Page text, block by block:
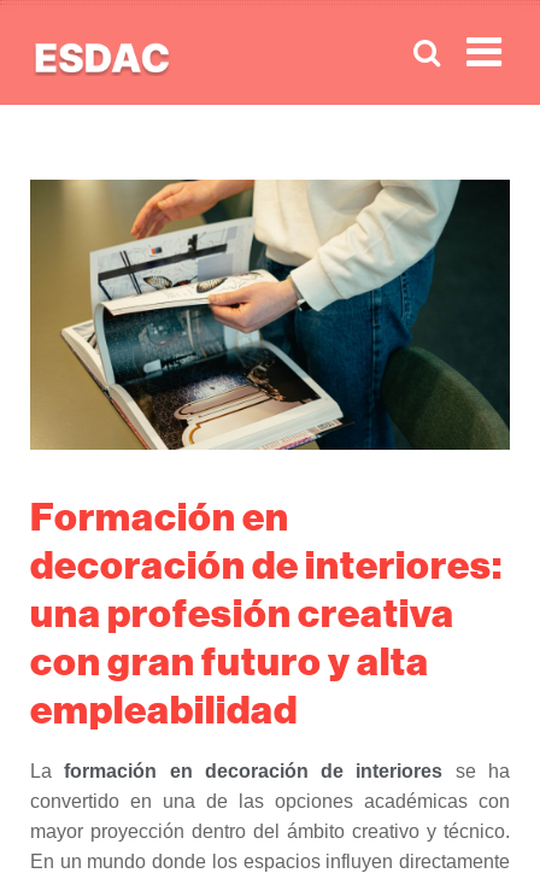
Formación en
decoración de interiores:
una profesión creativa
con gran futuro y alta
empleabilidad
Laformación en decoración de interiores se ha
convertido en una de las opciones académicas con
mayor proyección dentro del ámbito creativo y técnico.
En un mundo donde los espacios influyen directamente